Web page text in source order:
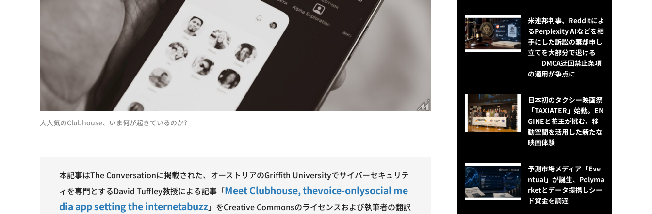
大人気のClubhouse、いま何が起きているのか?
本記事はThe Conversationに掲載された、オーストリアのGriffith Universityでサイバーセキュリテ
ィを専門とするDavid Tuffley教授による記事「Meet Clubhouse, thevoice-onlysocial me
dia app setting the internetabuzz」をCreative Commonsのライセンスおよび執筆者の翻訳
米連邦判事、Redditによ
るPerplexity AIなどを相
手にした訴訟の棄却申し
立てを大部分で退ける
——DMCA迂回禁止条項
の適用が争点に
日本初のタクシー映画祭
「TAXIATER」始動。EN
GINEと花王が挑む、移
動空間を活用した新たな
映画体験
予測市場メディア「Eve
ntual」が誕生、Polyma
rketとデータ提携しシー
ド資金を調達